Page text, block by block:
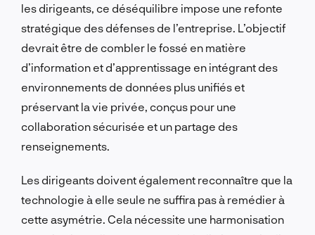
les dirigeants, ce déséquilibre impose une refonte
stratégique des défenses de l’entreprise. L’objectif
devrait être de combler le fossé en matière
d’information et d’apprentissage en intégrant des
environnements de données plus unifiés et
préservant la vie privée, conçus pour une
collaboration sécurisée et un partage des
renseignements.
Les dirigeants doivent également reconnaître que la
technologie à elle seule ne suffira pas à remédier à
cette asymétrie. Cela nécessite une harmonisation